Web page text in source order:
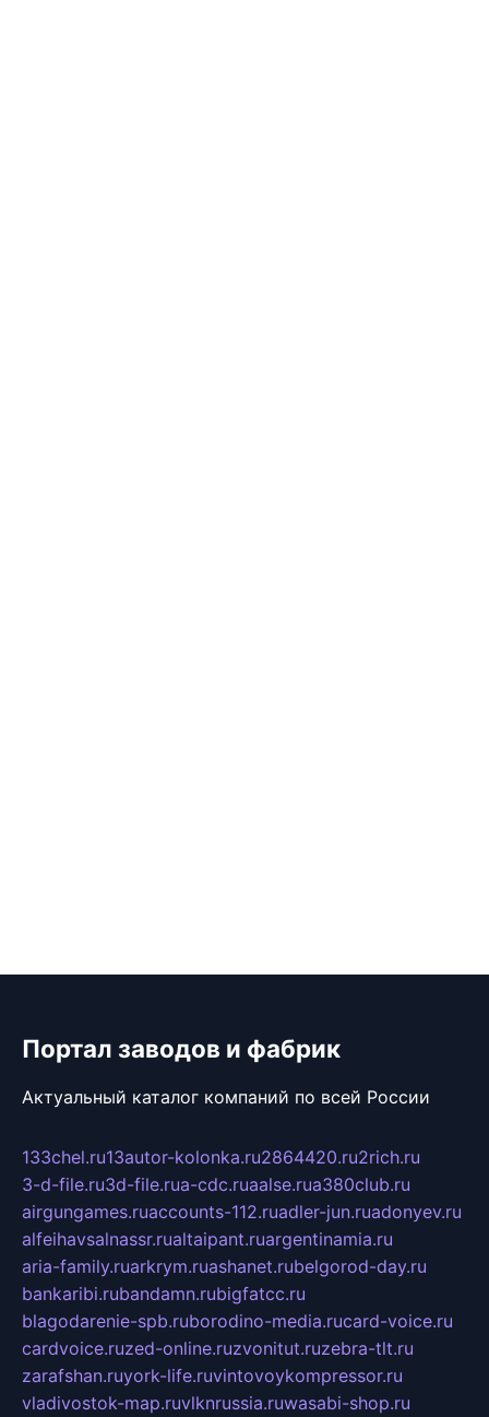
Портал заводов и фабрик
Актуальный каталог компаний по всей России
133chel.ru13autor-kolonka.ru2864420.ru2rich.ru
3-d-file.ru3d-file.rua-cdc.ruaalse.rua380club.ru
airgungames.ruaccounts-112.ruadler-jun.ruadonyev.ru
alfeihavsalnassr.rualtaipant.ruargentinamia.ru
aria-family.ruarkrym.ruashanet.rubelgorod-day.ru
bankaribi.rubandamn.rubigfatcc.ru
blagodarenie-spb.ruborodino-media.rucard-voice.ru
cardvoice.ruzed-online.ruzvonitut.ruzebra-tlt.ru
zarafshan.ruyork-life.ruvintovoykompressor.ru
vladivostok-map.ruvlknrussia.ruwasabi-shop.ru